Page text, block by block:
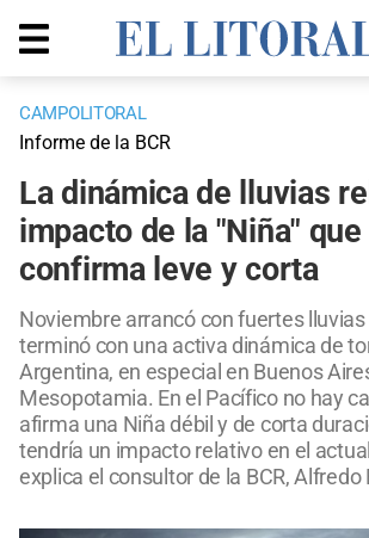
CAMPOLITORAL
Informe de la BCR
La dinámica de lluvias
impacto de la "Niña" que
confirma leve y corta
Noviembre arrancó con fuertes
terminó con una activa dinámica de
Argentina, en especial en Buenos
Mesopotamia. En el Pacífico no hay
afirma una Niña débil y de corta
tendría un impacto relativo en el
explica el consultor de la BCR, Alfredo